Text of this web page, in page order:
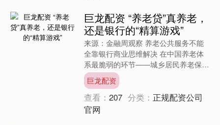
巨龙配资 “养老贷”真养老，
还是银行的“精算游戏”
来源：金融周观察 养老公共服务不能
全靠银行商业思维解决 在中国养老体
系最脆弱的环节——城乡居民养老保险
领域，一场由银行、老人共同参与的金
融实验正在湖南上演。 据....
巨龙配资
查看：207 分类： 正规配资公司
官网